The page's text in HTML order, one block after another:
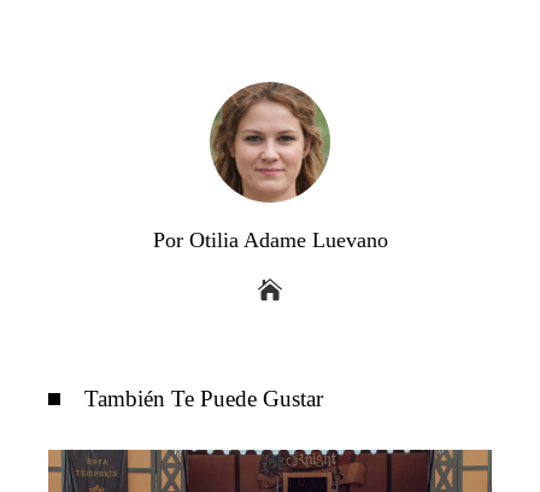
Por Otilia Adame Luevano
También Te Puede Gustar